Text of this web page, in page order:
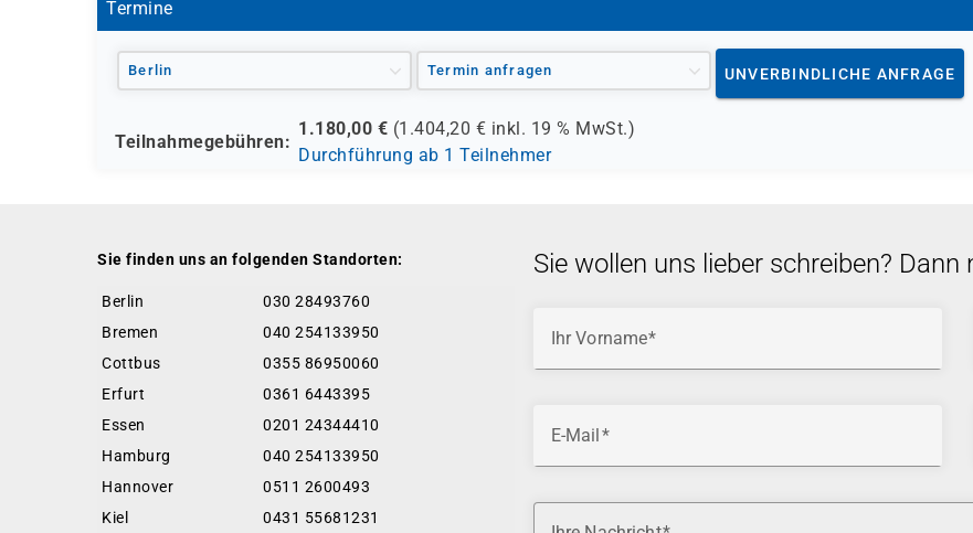
Termine
Berlin Termin anfragen UNVERBINDLICHE ANFRAGE
Teilnahmegebühren:
1.180,00 € (1.404,20 € inkl. 19 % MwSt.)
Durchführung ab 1 Teilnehmer
Sie finden uns an folgenden Standorten:
Berlin
030 28493760
Bremen
040 254133950
Cottbus
0355 86950060
Erfurt
0361 6443395
Essen
0201 24344410
Hamburg
040 254133950
Hannover
0511 2600493
Kiel
0431 55681231
Sie wollen uns lieber schreiben?
Ihr Vorname
E-Mail